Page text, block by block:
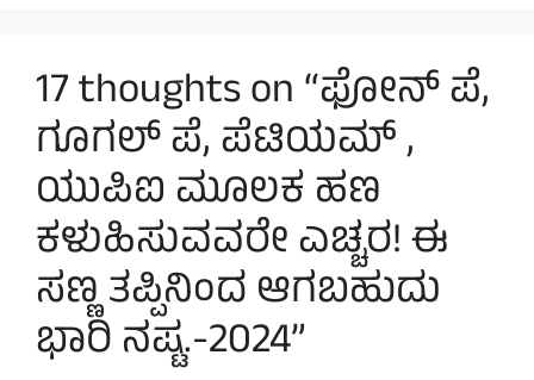
17 thoughts on “ಫೋನ್ ಪೆ,
ಗೂಗಲ್ ಪೆ, ಪೆಟಿಯಮ್ ,
ಯುಪಿಐ ಮೂಲಕ ಹಣ
ಕಳುಹಿಸುವವರೇ ಎಚ್ಚರ! ಈ
ಸಣ್ಣ ತಪ್ಪಿನಿಂದ ಆಗಬಹುದು
ಭಾರಿ ನಷ್ಟ.-2024”